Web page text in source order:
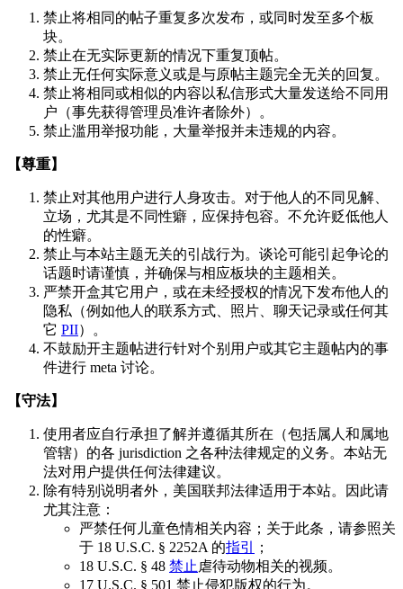
禁止将相同的帖子重复多次发布，或同时发至多个板
块。
禁止在无实际更新的情况下重复顶帖。
禁止无任何实际意义或是与原帖主题完全无关的回复。
禁止将相同或相似的内容以私信形式大量发送给不同用
户（事先获得管理员准许者除外）。
禁止滥用举报功能，大量举报并未违规的内容。
【尊重】
禁止对其他用户进行人身攻击。对于他人的不同见解、
立场，尤其是不同性癖，应保持包容。不允许贬低他人
的性癖。
禁止与本站主题无关的引战行为。谈论可能引起争论的
话题时请谨慎，并确保与相应板块的主题相关。
严禁开盒其它用户，或在未经授权的情况下发布他人的
隐私（例如他人的联系方式、照片、聊天记录或任何其
它 PII）。
不鼓励开主题帖进行针对个别用户或其它主题帖内的事
件进行 meta 讨论。
【守法】
使用者应自行承担了解并遵循其所在（包括属人和属地
管辖）的各 jurisdiction 之各种法律规定的义务。本站无
法对用户提供任何法律建议。
除有特别说明者外，美国联邦法律适用于本站。因此请
尤其注意：
严禁任何儿童色情相关内容；关于此条，请参照关
于 18 U.S.C. § 2252A 的指引
；
18 U.S.C. § 48 禁止 虐待动物相关的视频。
17 U.S.C. § 501 禁止侵犯版权的行为。